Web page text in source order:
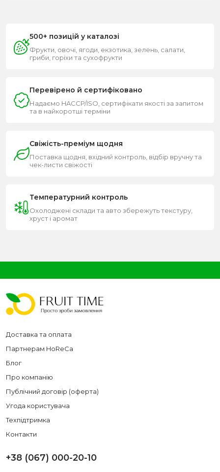
500+ позицій у каталозі
Фрукти, овочі, ягоди, екзотика, зелень, салати,
гриби, горіхи та сухофрукти
Перевірено й сертифіковано
Надаємо HACCP/ISO, сертифікати якості за запитом
та в найкоротші терміни
Свіжість-преміум щодня
Поставка щодня, вхідний контроль, відбір вручну та
чек-листи свіжості
Температурний контроль
Охолоджені склади та авто збережуть текстуру,
хруст і аромат
Доставка та оплата
Партнерам HoReCa
Блог
Про компанію
Публічний договір (оферта)
Угода користувача
Техпідтримка
Контакти
+38 (067) 000-20-10